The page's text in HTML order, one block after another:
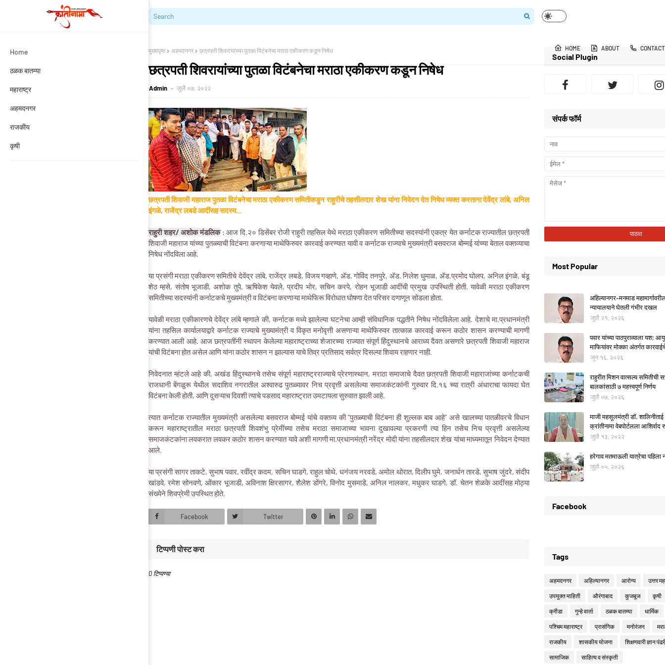
Home
ठळक बातम्या
महाराष्ट्र
अहमदनगर
राजकीय
कृषी
HOME ABOUT CONTACT
मुख्यपृष्ठ अहमदनगर छत्रपती शिवरायांच्या पुतळा विटंबनेचा मराठा एकीकरण कडून निषेध
छत्रपती शिवरायांच्या पुतळा विटंबनेचा मराठा एकीकरण कडून निषेध
Admin जुलै ०७, २०२२
छत्रपती शिवाजी महाराज पुतळा विटंबनेचा मराठा एकीकरण समितीकडुन राहुरीचे तहसीलदार शेख यांना निवेदन देत निषेध व्यक्त करताना देवेंद्र लांबे, अनिल
इंगळे, राजेंद्र लबडे आदींसह सदस्य...
राहुरी शहर/ अशोक मंडलिक: आज दि.२० डिसेंबर रोजी राहुरी तहसिल येथे मराठा एकीकरण समितीच्या सदस्यांनी एकत्र येत कर्नाटक राज्यातील छत्रपती
शिवाजी महाराज यांच्या पुतळ्याची विटंबना करणाऱ्या माथेफिरुवर कारवाई करण्यात यावी व कर्नाटक राज्याचे मुख्यमंत्री बसवराज बोम्मई यांच्या बेताल वक्तव्याचा
निषेध नोंदविला आहे.
या प्रसंगी मराठा एकीकरण समितीचे देवेंद्र लांबे, राजेंद्र लबडे, विजय गव्हाणे, ॲड. गोविंद तनपुरे, ॲड. निलेश धुमाळ, ॲड.प्रमोद घोलप, अनिल इंगळे, बंडू
शेठ म्हसे, संतोष भूजाडी, अशोक तुपे, ऋषिकेश येवले, प्रदीप भोर, सचिन करपे, रोहन भूजाडी आदींची प्रमुख उपस्थिती होती. यावेळी मराठा एकीकरण
समितीच्या सदस्यांनी कर्नाटकचे मुख्यमंत्री व विटंबना करणाऱ्या माथेफिरू विरोधात घोषणा देत परिसर दणाणून सोडला होता.
यावेळी मराठा एकीकारणचे देवेंद्र लांबे म्हणाले की, कर्नाटक मध्ये झालेल्या घटनेचा आम्ही संविधानिक पद्धतीने निषेध नोंदविलेला आहे. देशाचे मा.प्रधानमंत्री
यांना तहसिल कार्यालयाद्वारे कर्नाटक राज्याचे मुख्यामंत्री व विकृत मनोवृत्ती असणाऱ्या माथेफिरुवर तात्काळ कारवाई करून कठोर शासन करण्याची मागणी
करण्यात आली आहे. आज छत्रपतींनी स्थापन केलेल्या महाराष्ट्राच्या शेजारच्या राज्यात संपूर्ण हिंदुस्थानचे आराध्य दैवत असणारे छत्रपती शिवाजी महाराज
यांची विटंबना होत असेल आणि यांना कठोर शासन न झाल्यास याचे तिव्र प्रतिसाद सर्वत्र दिसल्या शिवाय राहणार नाही.
निवेदनात म्हंटले आहे की, अखंड हिंदुस्थानचे तसेच संपूर्ण महाराष्ट्रराज्याचे प्रेरणास्थान, मराठा समाजाचे दैवत छत्रपती शिवाजी महाराजांच्या कर्नाटकची
राजधानी बेंगळुरू येथील सदाशिव नगरातील अश्वारुढ पुतळ्यावर निच प्रवृत्ती असलेल्या समाजकंटकांनी गुरुवार दि.१६ च्या रात्री अंधाराचा फायदा घेत
विटंबना केली होती, आणि दुसऱ्याच दिवशी त्याचे पडसाद महाराष्ट्रात उमटायला सुरुवात झाली आहे.
त्यात कर्नाटक राज्यातील मुख्यमंत्री असलेल्या बसवराज बोम्मई यांचे वक्तव्य की "पुतळ्याची विटंबना ही शुल्लक बाब आहे" असे खालच्या पातळीवरचे विधान
करून महाराष्ट्रातील मराठा छत्रपती शिवशंभु प्रेमींच्या तसेच मराठा समाजाच्या भावना दुखावल्या प्रकरणी त्या हिन तसेच निच प्रवृत्ती असलेल्या
समाजकंटकांना लवकरात लवकर कठोर शासन करण्यात यावे अशी मागणी मा.प्रधानमंत्री नरेंद्र मोदी यांना तहसीलदार शेख यांचा माध्यमातून निवेदन देण्यात
आले.
या प्रसंगी सागर ताकटे, सुभाष पवार, रवींद्र कदम, सचिन घाडगे, राहुल चोथे, धनंजय नरवडे, अमोल थोरात, दिलीप घुमे, जनार्धन तारडे, सुभाष जुंदरे, संदीप
खांडवे, रमेश सोनवणे, ओंकार भूजाडी, अविनाश क्षिरसागर, शैलेश डोंगरे, विनोद मुसमाडे, अनिल नालकर, मधुकर घाडगे, डॉ. चेतन शेळके आदींसह मोठ्या
संख्येने शिवप्रेमी उपस्थित होते.
Facebook Twitter
टिप्पणी पोस्ट करा
0 टिप्पण्या
Social Plugin
संपर्क फॉर्म
Most Popular
अहिल्यानगर–मनमाड
न्यायालयाने घेतली गंभीर दखल
जुलै २१, २०२६
पवार यांच्या पाठपुराव्याला यश;
माफियांवर मोक्का अंतर्गत
जून १६, २०२६
राहुरीत मिशन वात्सल्य समितीची
बालकांसाठी ७ महत्त्वपूर्ण निर्णय
जुलै ०७, २०२६
माजी महसूलमंत्री डॉ.
क्रांतीनामा वेबपोर्टलला आशिर्वाद
जुलै १३, २०२२
हरेगाव मतमाऊली यात्रेचा पहिला
जुलै ०५, २०२६
Facebook
Tags
अहमदनगर अहिल्यानगर आरोग्य उत्तर
उपयुक्त माहिती औरंगाबाद कुजबूज कृषी
क्रीडा गुन्हे वार्ता ठळक बातम्या धार्मिक
पश्चिम महाराष्ट्र प्रासंगिक मनोरंजन
राजकीय शासकीय योजना शिक्षणवारी ज्ञान
सामाजिक साहित्य व संस्कृती